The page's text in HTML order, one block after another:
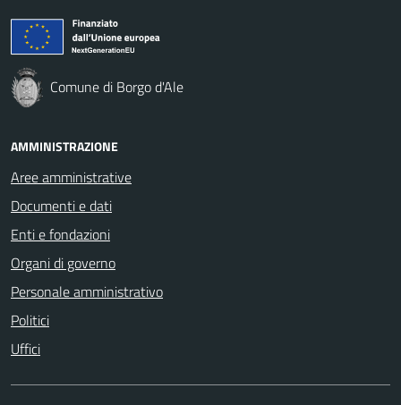
Comune di Borgo d'Ale
AMMINISTRAZIONE
Aree amministrative
Documenti e dati
Enti e fondazioni
Organi di governo
Personale amministrativo
Politici
Uffici